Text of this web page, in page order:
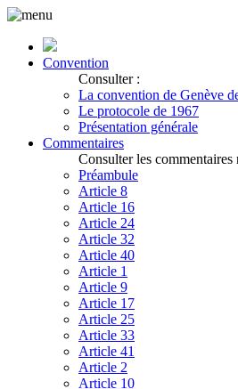
Convention
Consulter :
La convention de Genève
Le protocole de 1967
Présentation générale
Commentaires
Consulter les commentaires
Préambule
Article 8
Article 16
Article 24
Article 32
Article 40
Article 1
Article 9
Article 17
Article 25
Article 33
Article 41
Article 2
Article 10